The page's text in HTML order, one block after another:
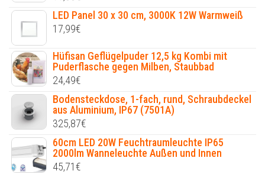
LED Panel 30 x 30 cm, 3000K 12W Warmweiß
17,99€
Hüfisan Geflügelpuder 12,5 kg Kombi mit
Puderflasche gegen Milben, Staubbad
24,49€
Bodensteckdose, 1-fach, rund, Schraubdeckel
aus Aluminium, IP67 (7501A)
325,87€
60cm LED 20W Feuchtraumleuchte IP65
2000lm Wanneleuchte Außen und Innen
45,71€